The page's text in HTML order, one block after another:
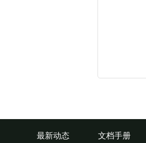
最新动态 文档手册